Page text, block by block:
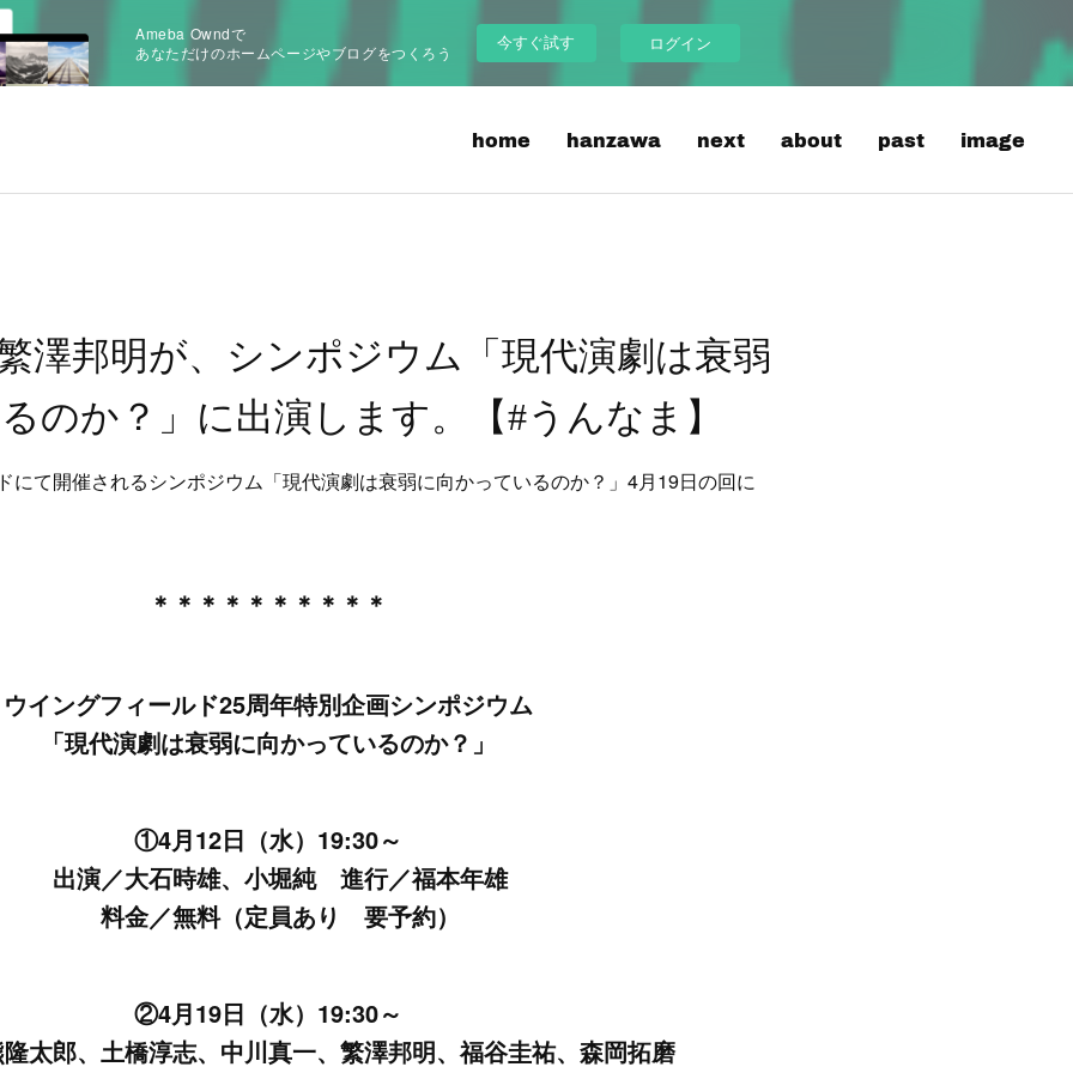
Ameba Owndで
あなただけのホームページやブログをつくろう
今すぐ試す ログイン
home hanzawa next about past image
繁澤邦明が、シンポジウム「現代演劇は衰弱
のか？」に出演します。【#うんなま】
にて開催されるシンポジウム「現代演劇は衰弱に向かっているのか？」4月19日の回に
＊＊＊＊＊＊＊＊＊＊
ウイングフィールド25周年特別企画シンポジウム
「現代演劇は衰弱に向かっているのか？」
①4月12日（水）19:30～
出演／大石時雄、小堀純 進行／福本年雄
料金／無料（定員あり 要予約）
②4月19日（水）19:30～
太郎、土橋淳志、中川真一、繁澤邦明、福谷圭祐、森岡拓磨